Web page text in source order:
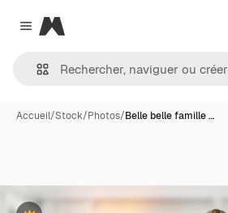
Close menu
Magnific
Accueil/Stock/Photos/Belle belle famille …